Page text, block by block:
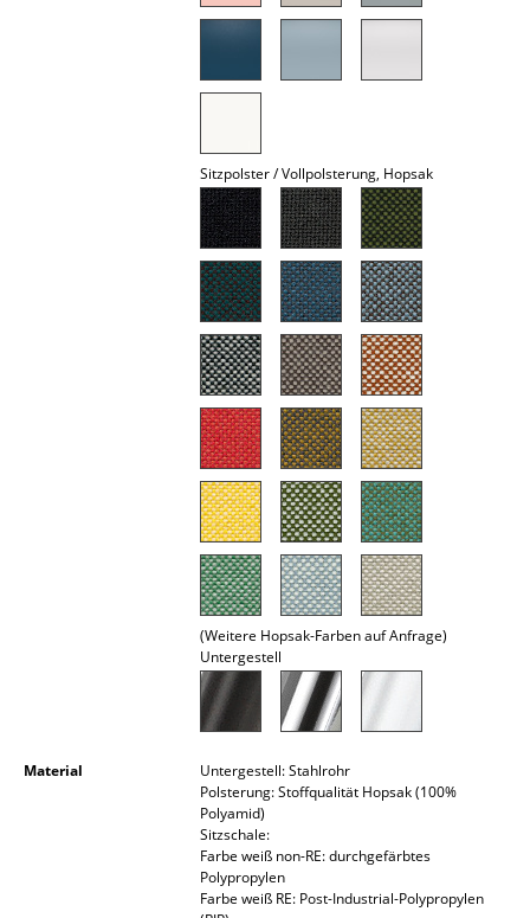
... alle Accessoires
Diele
Sitzpolster / Vollpolsterung, Hopsak
(Weitere Hopsak-Farben auf Anfrage)
Untergestell
Material
Untergestell: Stahlrohr
Polsterung: Stoffqualität Hopsak (100%
Polyamid)
Sitzschale:
Farbe weiß non-RE: durchgefärbtes
Polypropylen
Farbe weiß RE: Post-Industrial-Polypropylen